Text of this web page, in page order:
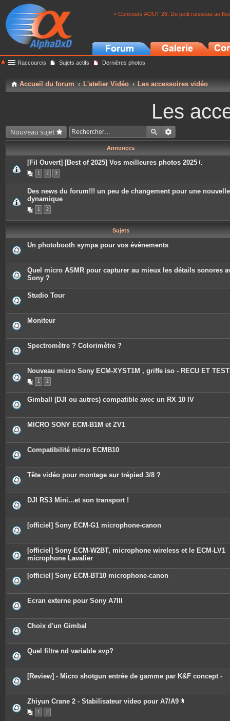
> Concours AOUT 26: Du petit ruisseau au
Raccourcis Sujets actifs Dernières photos
Accueil du forum L'atelier Vidéo Les accessoires vidéo
Les
Nouveau sujet
Annonces
[Fil Ouvert] [Best of 2025] Vos meilleures photos 2025
c
e
n
1 2 3
Des news du forum!!! un peu de changement pour une nouvelle
dynamique
1 2
Sujets
Un photobooth sympa pour vos évènements
Quel micro ASMR pour capturer au mieux les détails sonores
Sony ?
Studio Tour
Moniteur
Spectromètre ? Colorimètre ?
Nouveau micro Sony ECM-XYST1M , griffe iso - RECU ET
1 2
Gimball (DJI ou autres) compatible avec un RX 10 IV
MICRO SONY ECM-B1M et ZV1
Compatibilité micro ECMB10
Tête vidéo pour montage sur trépied 3/8 ?
DJI RS3 Mini...et son transport !
[officiel] Sony ECM-G1 microphone-canon
[officiel] Sony ECM-W2BT, microphone wireless et le ECM-LV1
microphone Lavalier
[officiel] Sony ECM-BT10 microphone-canon
Ecran externe pour Sony A7III
Choix d'un Gimbal
Quel filtre nd variable svp?
[Review] - Micro shotgun entrée de gamme par K&F concept -
Zhiyun Crane 2 - Stabilisateur video pour A7/A9
1 2